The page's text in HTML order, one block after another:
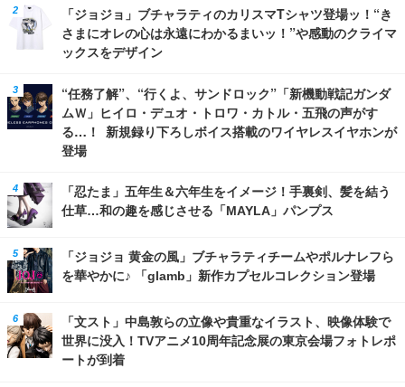
「ジョジョ」ブチャラティのカリスマTシャツ登場ッ！“き
さまにオレの心は永遠にわかるまいッ！”や感動のクライマ
ックスをデザイン
“任務了解”、“行くよ、サンドロック”「新機動戦記ガンダ
ムＷ」ヒイロ・デュオ・トロワ・カトル・五飛の声がす
る…！ 新規録り下ろしボイス搭載のワイヤレスイヤホンが
登場
「忍たま」五年生＆六年生をイメージ！手裏剣、髪を結う
仕草…和の趣を感じさせる「MAYLA」パンプス
「ジョジョ 黄金の風」ブチャラティチームやポルナレフら
を華やかに♪ 「glamb」新作カプセルコレクション登場
「文スト」中島敦らの立像や貴重なイラスト、映像体験で
世界に没入！TVアニメ10周年記念展の東京会場フォトレポ
ートが到着